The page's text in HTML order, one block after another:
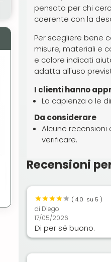
pensato per chi
coerente con la
Per scegliere bene
misure, materiali e
e colore indicati
adatta all'uso
I clienti hanno
La capienza o le
Da considerare
Alcune
verificare.
Recensioni
( 4.0 su 5 )
di Diego
17/05/2026
Di per sé buono.